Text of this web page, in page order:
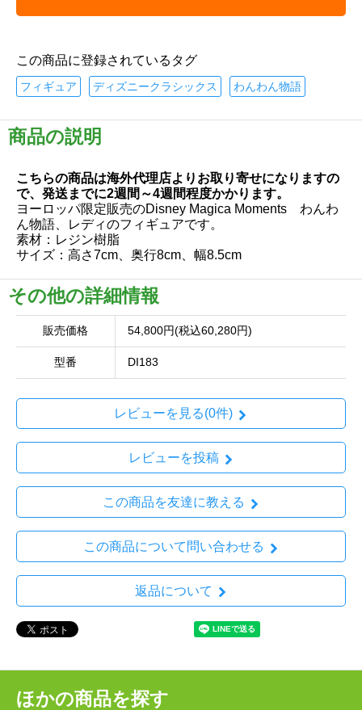
この商品に登録されているタグ
フィギュア ディズニークラシックス わんわん物語
商品の説明
こちらの商品は海外代理店よりお取り寄せになりますの
で、発送までに2週間～4週間程度かかります。
ヨーロッパ限定販売のDisney Magica Moments わんわ
ん物語、レディのフィギュアです。
素材：レジン樹脂
サイズ：高さ7cm、奥行8cm、幅8.5cm
その他の詳細情報
販売価格 54,800円(税込60,280円)
型番 DI183
レビューを見る(0件)
レビューを投稿
この商品を友達に教える
この商品について問い合わせる
返品について
ほかの商品を探す